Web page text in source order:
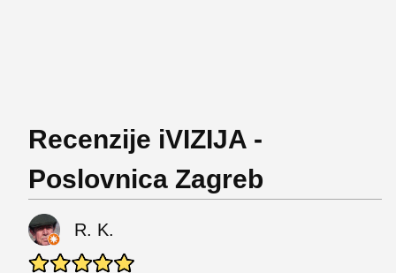
Recenzije iVIZIJA -
Poslovnica Zagreb
R. K.